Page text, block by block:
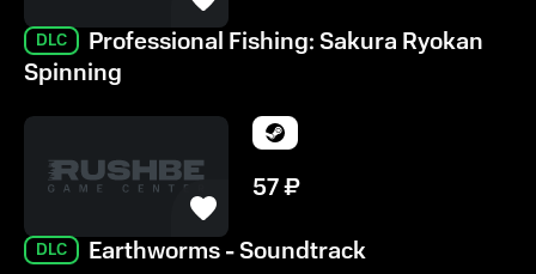
DLC
Professional Fishing: Sakura Ryokan
Spinning
57₽
DLC Earthworms - Soundtrack